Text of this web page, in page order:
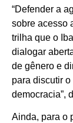
“Defender a
sobre acesso
trilha que o
dialogar
de gênero e
para discutir
democracia”,
Ainda, para o